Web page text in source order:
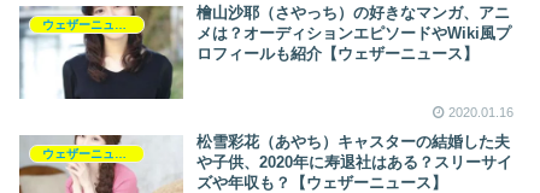
檜山沙耶（さやっち）の好きなマンガ、アニ
メは？オーディションエピソードやWiki風プ
ロフィールも紹介【ウェザーニュース】
2020.01.16
松雪彩花（あやち）キャスターの結婚した夫
や子供、2020年に寿退社はある？スリーサイ
ズや年収も？【ウェザーニュース】